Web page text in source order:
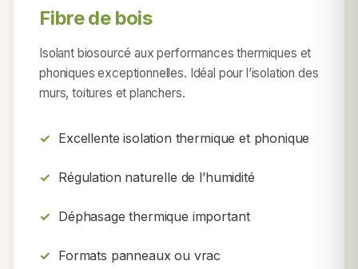
Fibre de bois
Isolant biosourcé aux performances thermiques et
phoniques exceptionnelles. Idéal pour l’isolation des
murs, toitures et planchers.
Excellente isolation thermique et phonique
Régulation naturelle de l’humidité
Déphasage thermique important
Formats panneaux ou vrac